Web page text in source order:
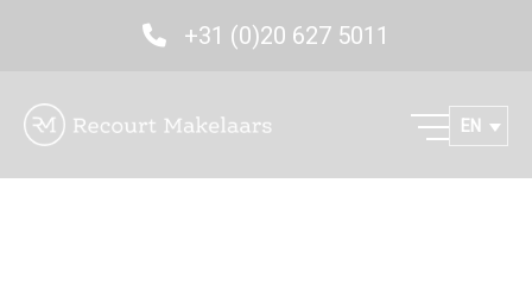
+31 (0)20 627 5011
EN